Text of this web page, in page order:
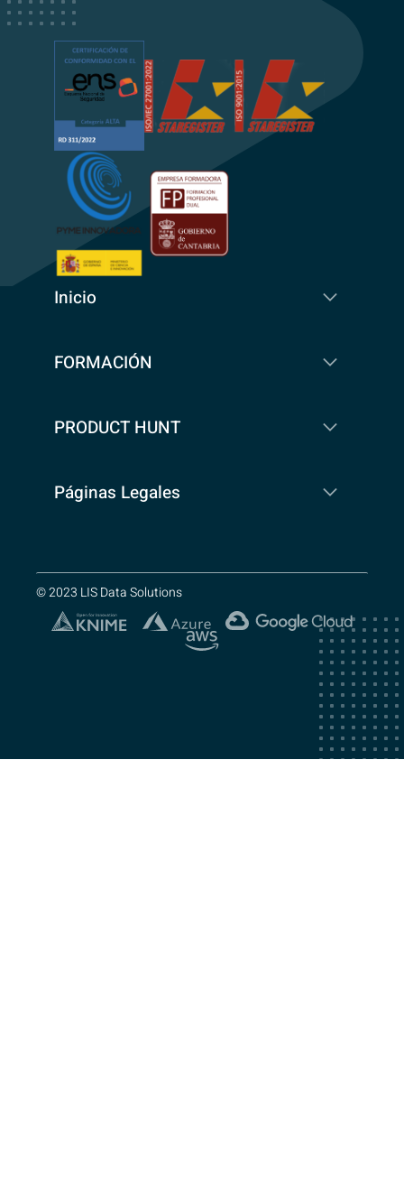
Inicio
FORMACIÓN
PRODUCT HUNT
Páginas Legales
© 2023 LIS Data Solutions